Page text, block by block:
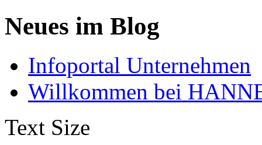
Neues im Blog
Infoportal Unternehmen
Willkommen bei
Text Size